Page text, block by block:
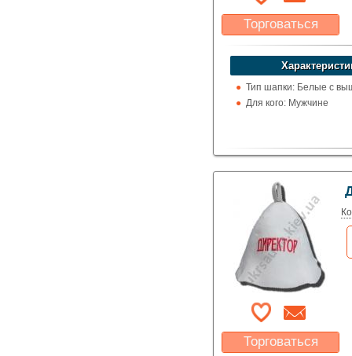
Торговаться
Какая цена Вас
устроит?
Указать цену
Тип шапки: Белые с
Для кого: Мужчине
Торговаться